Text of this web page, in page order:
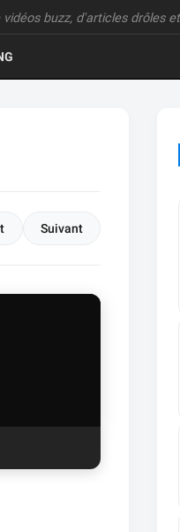
vidéos buzz, d'articles drôles
Suivant